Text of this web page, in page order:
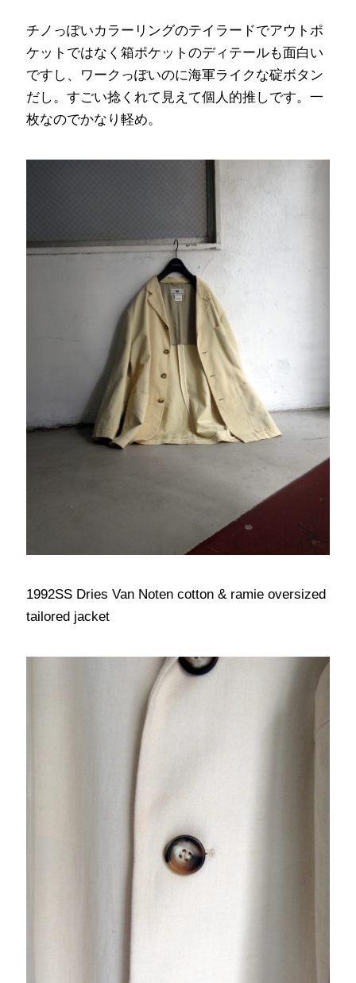
チノっぽいカラーリングのテイラードでアウトポ
ケットではなく箱ポケットのディテールも面白い
ですし、ワークっぽいのに海軍ライクな碇ボタン
だし。すごい捻くれて見えて個人的推しです。一
枚なのでかなり軽め。
1992SS Dries Van Noten cotton & ramie oversized
tailored jacket